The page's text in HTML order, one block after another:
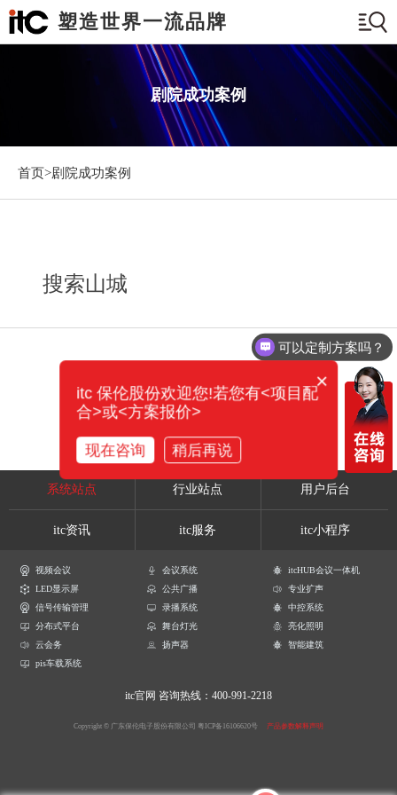
塑造世界一流品牌
剧院成功案例
首页>剧院成功案例
搜索山城
系统站点 行业站点 用户后台
itc资讯 itc服务 itc小程序
视频会议 会议系统
itcHUB会议一体机
LED显示屏
公共广播
专业扩声
信号传输管理
录播系统
中控系统
分布式平台
舞台灯光
亮化照明
云会务
扬声器
智能建筑
pis车载系统
itc官网 咨询热线：400-991-2218
Copyright © 广东保伦电子股份有限公司 粤ICP备16106620号 产品参数解释声明
可以定制方案吗？
×
itc 保伦股份欢迎您!若您有<项目配
合>或<方案报价>
现在咨询 稍后再说